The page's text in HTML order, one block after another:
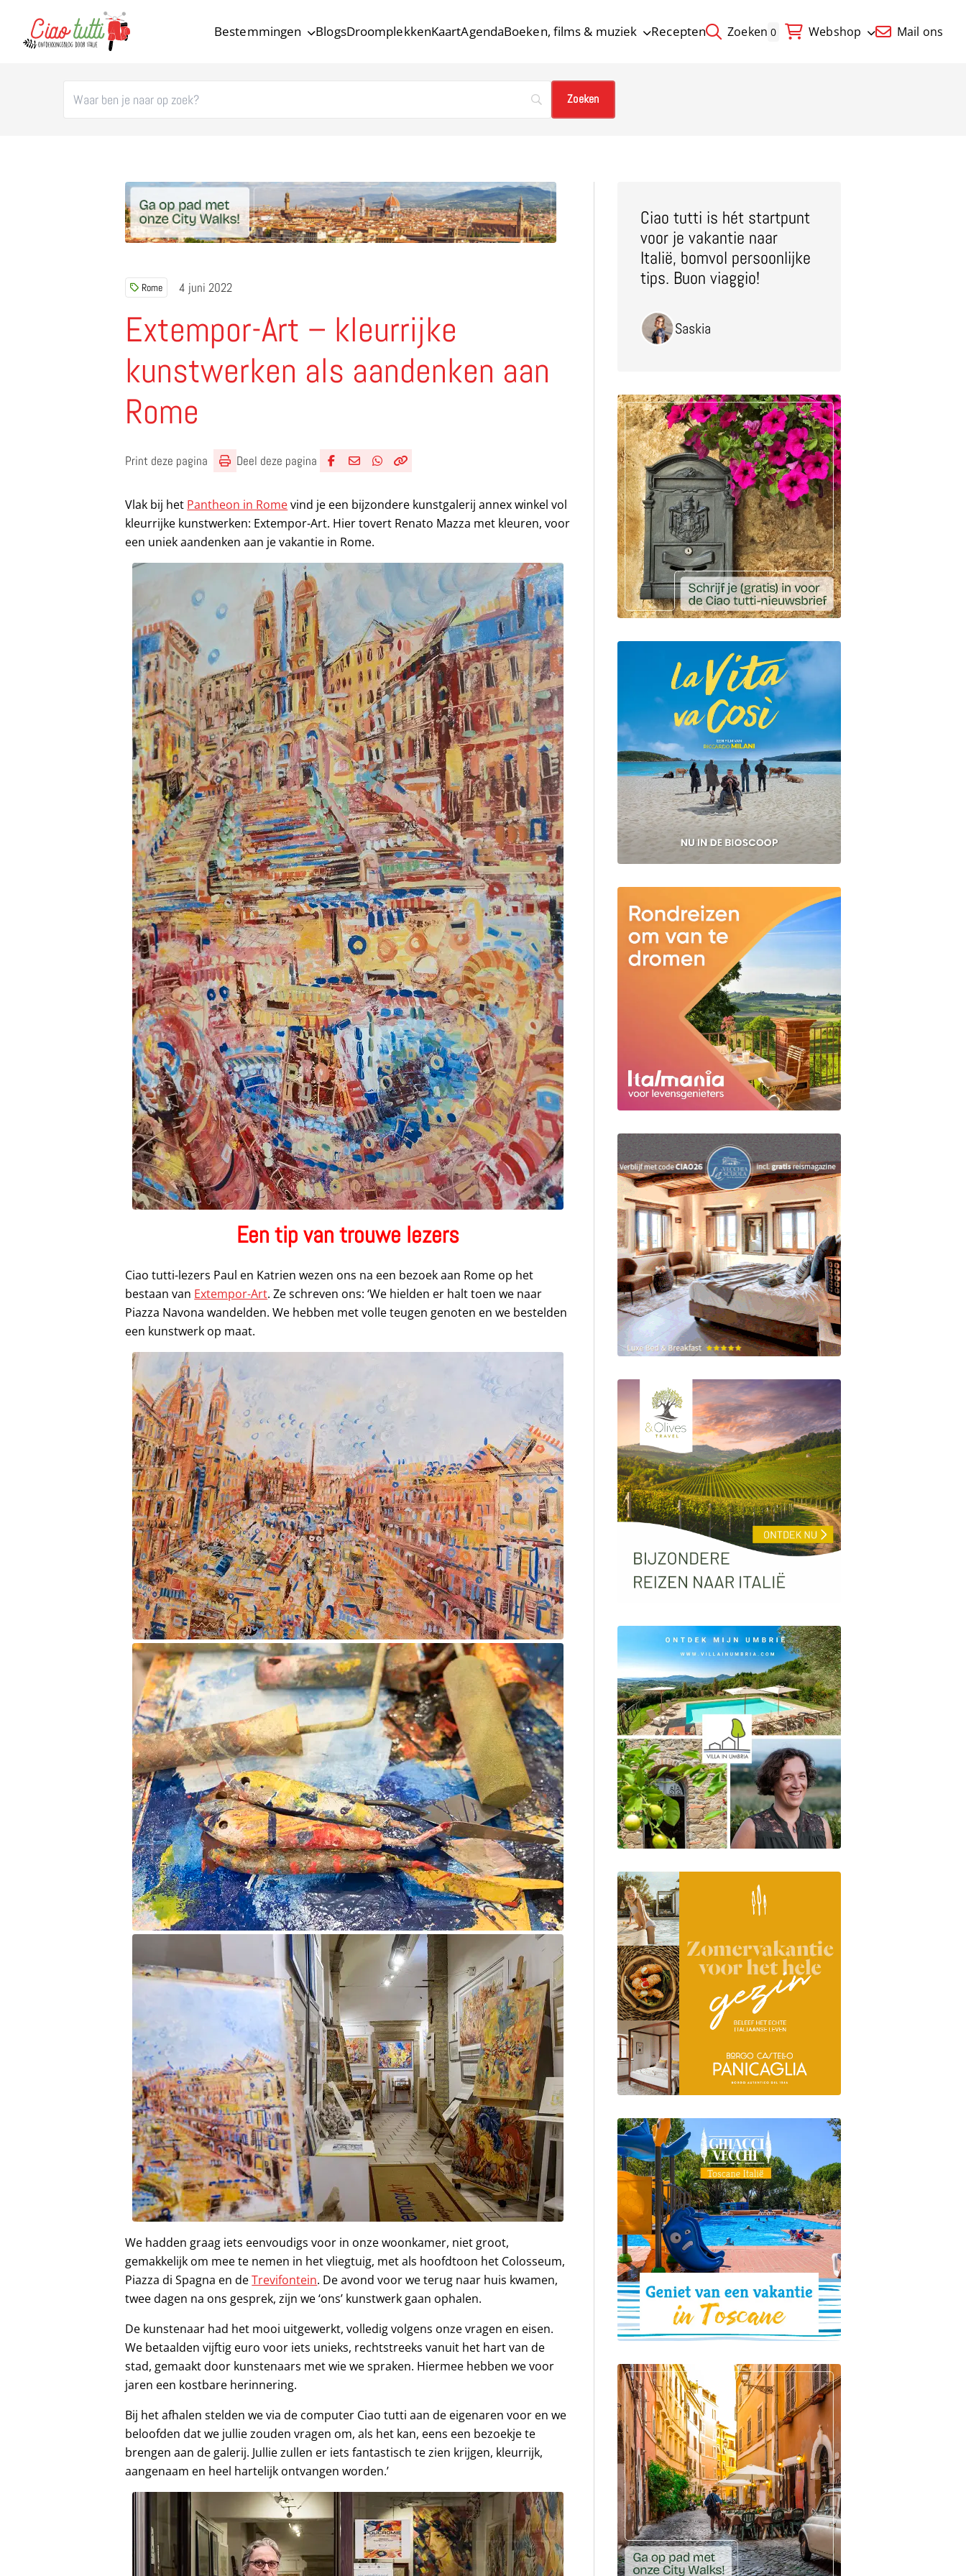
Bestemmingen BlogsDroomplekkenKaartAgendaBoeken, films & muziek Recepten Zoeken 0 Webshop Mail ons
Rome 4 juni 2022
Extempor-Art – kleurrijke
kunstwerken als aandenken aan
Rome
Print deze pagina
Deel deze pagina
Vlak bij het Pantheon in Romevind je een bijzondere kunstgalerij annex winkel vol
kleurrijke kunstwerken: Extempor-Art. Hier tovert Renato Mazza met kleuren, voor
een uniek aandenken aan je vakantie in Rome.
Een tip van trouwe lezers
Ciao tutti-lezers Paul en Katrien wezen ons na een bezoek aan Rome op het
bestaan van Extempor-Art. Ze schreven ons: ‘We hielden er halt toen we naar
Piazza Navona wandelden. We hebben met volle teugen genoten en we bestelden
een kunstwerk op maat.
We hadden graag iets eenvoudigs voor in onze woonkamer, niet groot,
gemakkelijk om mee te nemen in het vliegtuig, met als hoofdtoon het Colosseum,
Piazza di Spagna en deTrevifontein. De avond voor we terug naar huis kwamen,
twee dagen na ons gesprek, zijn we ‘ons’ kunstwerk gaan ophalen.
De kunstenaar had het mooi uitgewerkt, volledig volgens onze vragen en eisen.
We betaalden vijftig euro voor iets unieks, rechtstreeks vanuit het hart van de
stad, gemaakt door kunstenaars met wie we spraken. Hiermee hebben we voor
jaren een kostbare herinnering.
Bij het afhalen stelden we via de computer Ciao tutti aan de eigenaren voor en we
beloofden dat we jullie zouden vragen om, als het kan, eens een bezoekje te
brengen aan de galerij. Jullie zullen er iets fantastisch te zien krijgen, kleurrijk,
aangenaam en heel hartelijk ontvangen worden.’
Ciao tutti is hét startpunt
voor je vakantie naar
Italië, bomvol persoonlijke
tips. Buon viaggio!
Saskia